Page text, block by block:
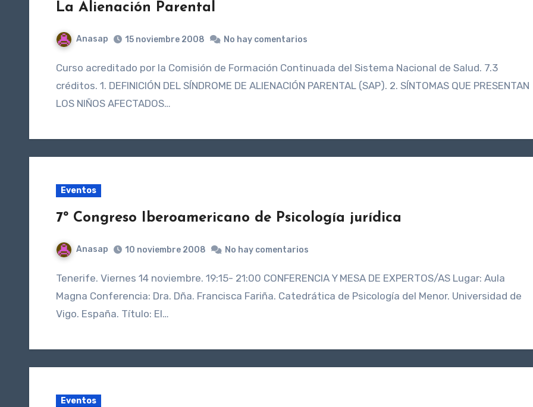
La Alienación Parental
Anasap 15 noviembre 2008 No hay comentarios
Curso acreditado por la Comisión de Formación Continuada del Sistema Nacional de Salud. 7.3
créditos. 1. DEFINICIÓN DEL SÍNDROME DE ALIENACIÓN PARENTAL (SAP). 2. SÍNTOMAS QUE PRESENTAN
LOS NIÑOS AFECTADOS…
Eventos
7º Congreso Iberoamericano de Psicología jurídica
Anasap 10 noviembre 2008 No hay comentarios
Tenerife. Viernes 14 noviembre. 19:15- 21:00 CONFERENCIA Y MESA DE EXPERTOS/AS Lugar: Aula
Magna Conferencia: Dra. Dña. Francisca Fariña. Catedrática de Psicología del Menor. Universidad de
Vigo. España. Título: El…
Eventos